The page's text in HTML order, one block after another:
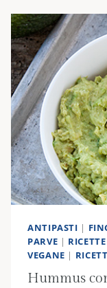
ANTIPASTI |
PARVE |
VEGANE |
Hummus